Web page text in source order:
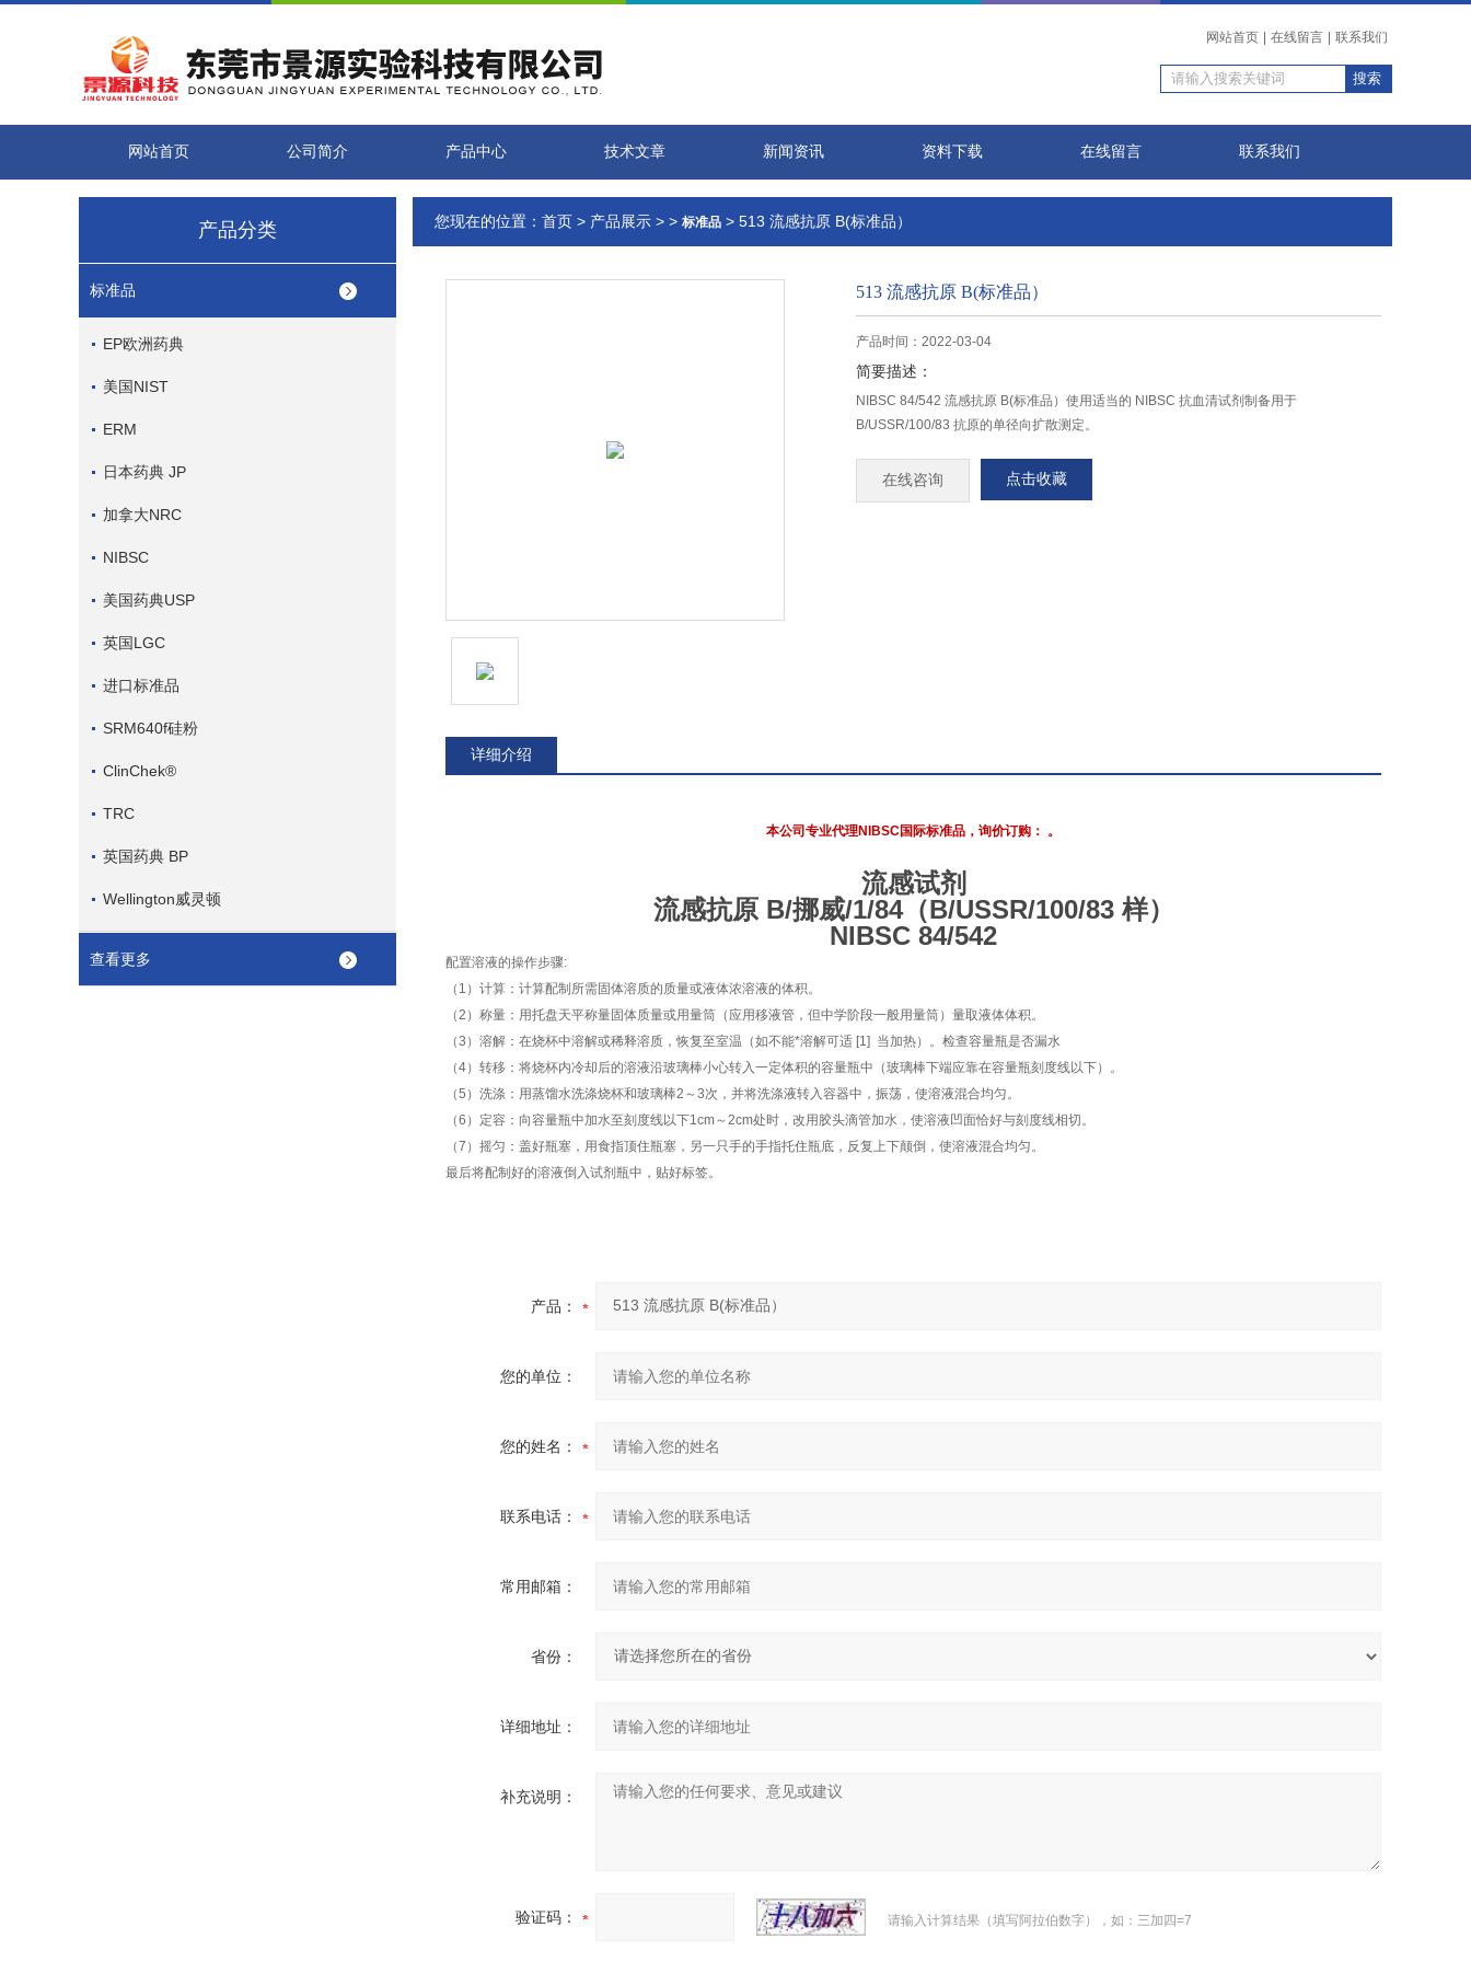
网站首页 在线留言 联系我们
网站首页 公司简介 产品中心 技术文章 新闻资讯 资料下载 在线留言 联系我们
产品分类
标准品
EP欧洲药典
美国NIST
ERM
日本药典 JP
加拿大NRC
NIBSC
美国药典USP
英国LGC
进口标准品
SRM640f硅粉
ClinChek®
TRC
英国药典 BP
Wellington威灵顿
查看更多
您现在的位置： 首页 > 产品展示 > > 标准品 > 513 流感抗原 B(标准品）
513 流感抗原 B(标准品）
产品时间：2022-03-04
简要描述：
NIBSC 84/542 流感抗原 B(标准品）使用适当的 NIBSC 抗血清试剂制备用于
B/USSR/100/83 抗原的单径向扩散测定。
在线咨询 点击收藏
详细介绍
本公司专业代理NIBSC国际标准品，询价订购： 。
流感试剂
流感抗原 B/挪威/1/84（B/USSR/100/83 样）
NIBSC 84/542
配置溶液的操作步骤:
（1）计算：计算配制所需固体溶质的质量或液体浓溶液的体积。
（2）称量：用托盘天平称量固体质量或用量筒（应用移液管，但中学阶段一般用量筒）量取液体体积。
（3）溶解：在烧杯中溶解或稀释溶质，恢复至室温（如不能*溶解可适 [1] 当加热）。检查容量瓶是否漏水
（4）转移：将烧杯内冷却后的溶液沿玻璃棒小心转入一定体积的容量瓶中（玻璃棒下端应靠在容量瓶刻度线以下）。
（5）洗涤：用蒸馏水洗涤烧杯和玻璃棒2～3次，并将洗涤液转入容器中，振荡，使溶液混合均匀。
（6）定容：向容量瓶中加水至刻度线以下1cm～2cm处时，改用胶头滴管加水，使溶液凹面恰好与刻度线相切。
（7）摇匀：盖好瓶塞，用食指顶住瓶塞，另一只手的手指托住瓶底，反复上下颠倒，使溶液混合均匀。
最后将配制好的溶液倒入试剂瓶中，贴好标签。
产品：
您的单位：
您的姓名：
联系电话：
常用邮箱：
省份：
详细地址：
补充说明：
验证码： 请输入计算结果（填写阿拉伯数字），如：三加四=7